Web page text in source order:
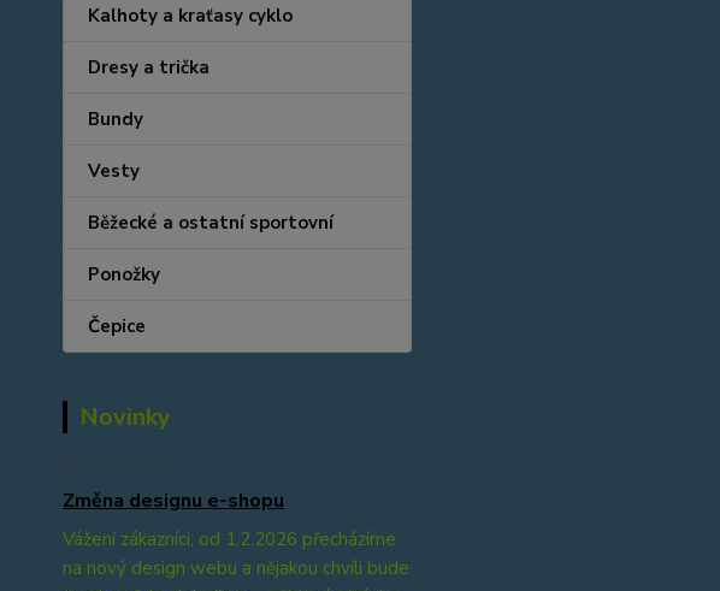
Kalhoty a kraťasy cyklo
Dresy a trička
Bundy
Vesty
Běžecké a ostatní sportovní
Ponožky
Čepice
Novinky
Změna designu e-shopu
Vážení zákazníci, od 1.2.2026 přecházíme
na nový design webu a nějakou chvíli bude